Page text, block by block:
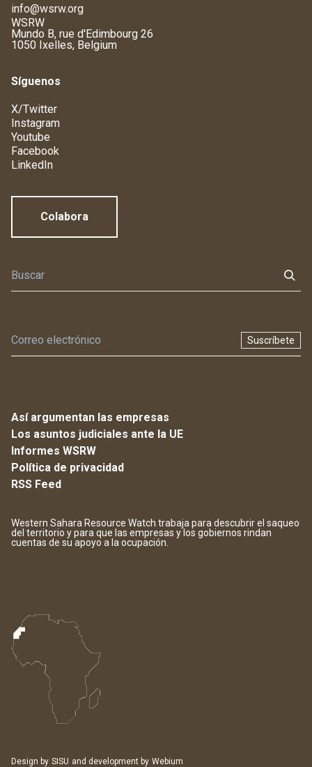
info@wsrw.org
WSRW
Mundo B, rue d'Edimbourg 26
1050 Ixelles, Belgium
Síguenos
X/Twitter
Instagram
Youtube
Facebook
LinkedIn
Colabora
Suscríbete
Así argumentan las empresas
Los asuntos judiciales ante la UE
Informes WSRW
Política de privacidad
RSS Feed
Western Sahara Resource Watch trabaja para descubrir el saqueo
del territorio y para que las empresas y los gobiernos rindan
cuentas de su apoyo a la ocupación.
Design by SISU and development by Webium